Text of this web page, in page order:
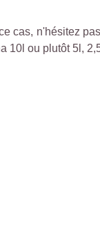
cas, n'hésitez
10l ou plutôt 5l,